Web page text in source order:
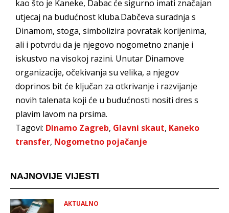
kao što je Kaneke, Dabac će sigurno imati značajan
utjecaj na budućnost kluba.Dabčeva suradnja s
Dinamom, stoga, simbolizira povratak korijenima,
ali i potvrdu da je njegovo nogometno znanje i
iskustvo na visokoj razini. Unutar Dinamove
organizacije, očekivanja su velika, a njegov
doprinos bit će ključan za otkrivanje i razvijanje
novih talenata koji će u budućnosti nositi dres s
plavim lavom na prsima.
Tagovi: Dinamo Zagreb, Glavni skaut, Kaneko
transfer, Nogometno pojačanje
NAJNOVIJE VIJESTI
AKTUALNO